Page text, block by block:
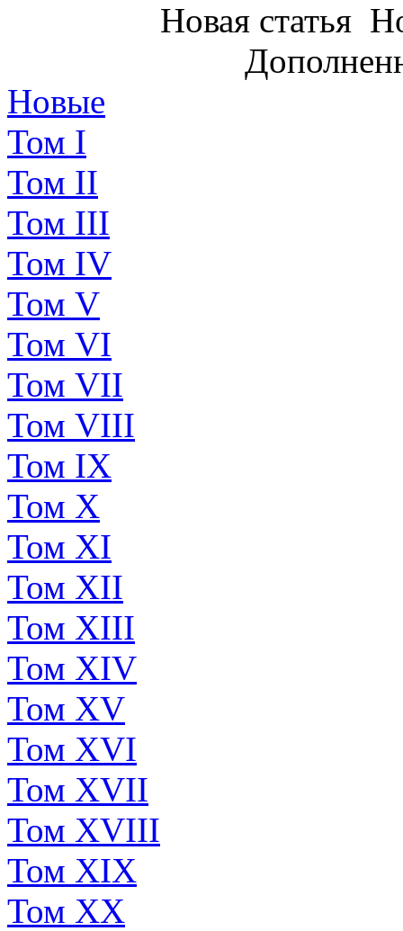
Новая статья
Новые
Том I
Том II
Том III
Том IV
Том V
Том VI
Том VII
Том VIII
Том IX
Том X
Том XI
Том XII
Том XIII
Том XIV
Том XV
Том XVI
Том XVII
Том XVIII
Том XIX
Том XX